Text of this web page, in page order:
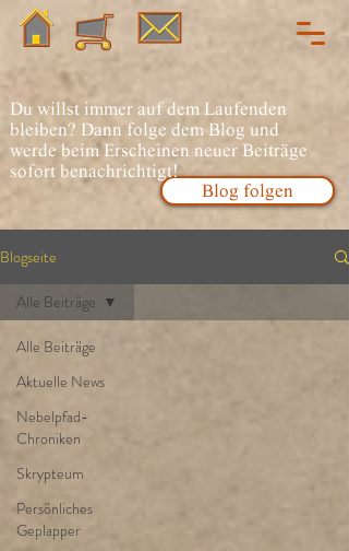
Blog folgen
Du willst immer auf dem Laufenden
bleiben? Dann folge dem Blog und
werde beim Erscheinen neuer Beiträge
sofort benachrichtigt!
Blogseite
Alle Beiträge
Aktuelle News
Nebelpfad-
Chroniken
Skrypteum
Persönliches
Geplapper
Alle Beiträge